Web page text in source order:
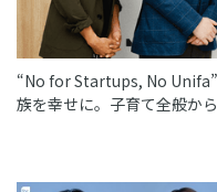
“No for Startups, No
族を幸せに。子育て全般か